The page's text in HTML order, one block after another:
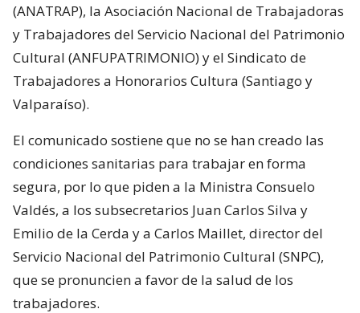
(ANATRAP), la Asociación Nacional de Trabajadoras
y Trabajadores del Servicio Nacional del Patrimonio
Cultural (ANFUPATRIMONIO) y el Sindicato de
Trabajadores a Honorarios Cultura (Santiago y
Valparaíso).
El comunicado sostiene que no se han creado las
condiciones sanitarias para trabajar en forma
segura, por lo que piden a la Ministra Consuelo
Valdés, a los subsecretarios Juan Carlos Silva y
Emilio de la Cerda y a Carlos Maillet, director del
Servicio Nacional del Patrimonio Cultural (SNPC),
que se pronuncien a favor de la salud de los
trabajadores.